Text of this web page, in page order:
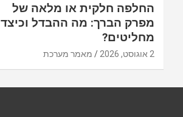
החלפה חלקית או מלאה של
מפרק הברך: מה ההבדל וכיצד
מחליטים?
2 אוגוסט, 2026 מאמר מערכת